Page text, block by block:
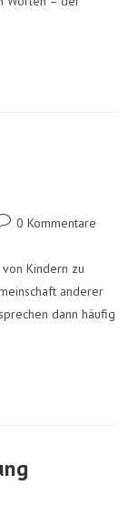
0 Kommentare
von Kindern zu
anderer
dann häufig